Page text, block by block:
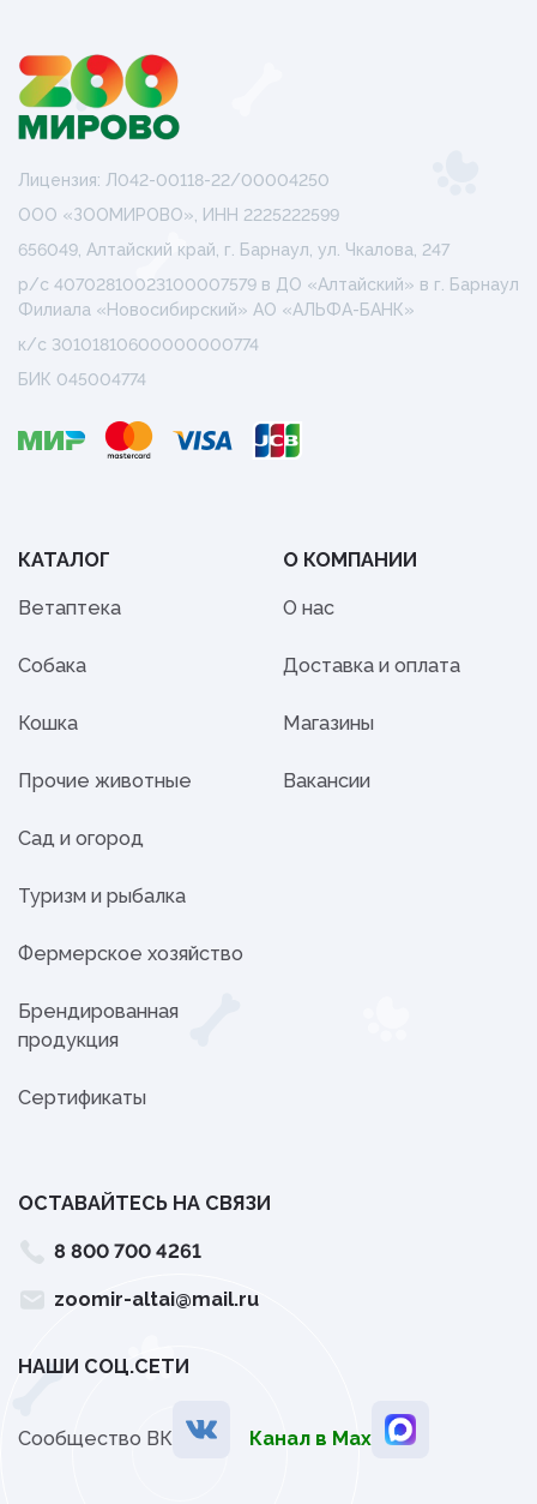
Лицензия: Л042-00118-22/00004250
ООО «ЗООМИРОВО», ИНН 2225222599
656049, Алтайский край, г. Барнаул, ул. Чкалова, 247
р/с 40702810023100007579 в ДО «Алтайский» в г. Барнаул
Филиала «Новосибирский» АО «АЛЬФА-БАНК»
к/с 30101810600000000774
БИК 045004774
КАТАЛОГ
Ветаптека
Собака
Кошка
Прочие животные
Сад и огород
Туризм и рыбалка
Фермерское хозяйство
Брендированная
продукция
Сертификаты
О КОМПАНИИ
О нас
Доставка и оплата
Магазины
Вакансии
ОСТАВАЙТЕСЬ НА СВЯЗИ
8 800 700 4261
zoomir-altai@mail.ru
НАШИ СОЦ.СЕТИ
Сообщество ВК Канал в Мах